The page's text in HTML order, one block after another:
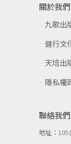
關於我們
九歌出
健行文
天培出
隱私權
聯絡我們
地址：105